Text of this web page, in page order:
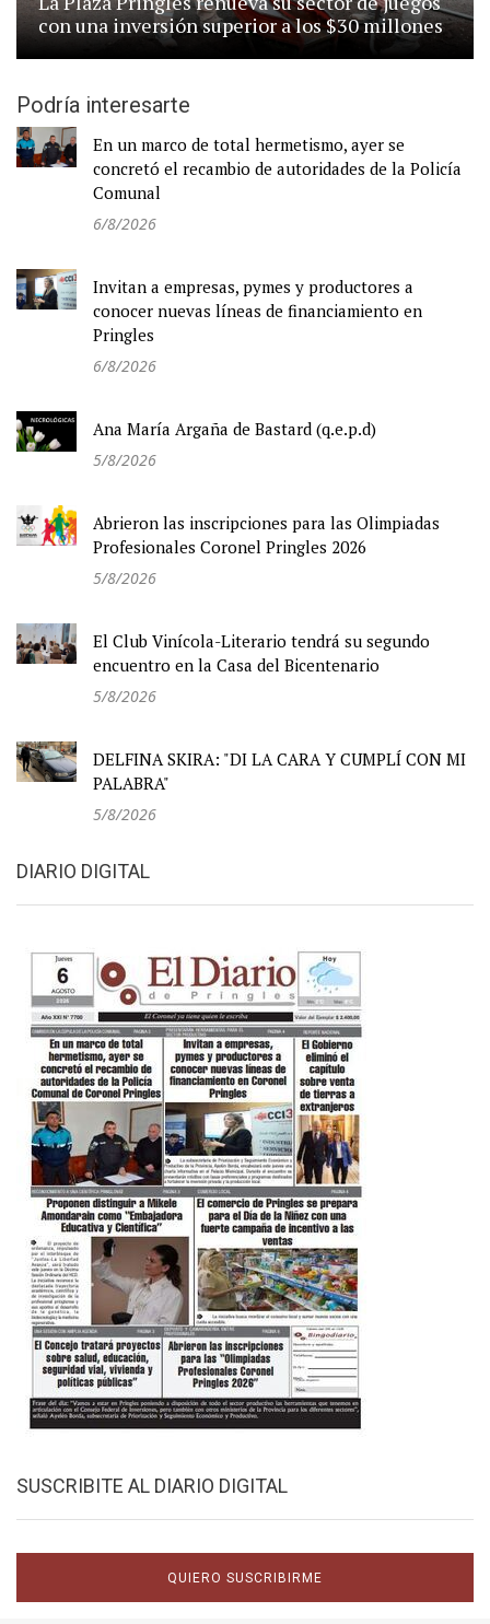
con una inversión superior a los $30 millones
Podría interesarte
En un marco de total hermetismo, ayer se
concretó el recambio de autoridades de la Policía
Comunal
6/8/2026
Invitan a empresas, pymes y productores a
conocer nuevas líneas de financiamiento en
Pringles
6/8/2026
Ana María Argaña de Bastard (q.e.p.d)
5/8/2026
Abrieron las inscripciones para las Olimpiadas
Profesionales Coronel Pringles 2026
5/8/2026
El Club Vinícola-Literario tendrá su segundo
encuentro en la Casa del Bicentenario
5/8/2026
DELFINA SKIRA: "DI LA CARA Y CUMPLÍ CON MI
PALABRA"
5/8/2026
DIARIO DIGITAL
SUSCRIBITE AL DIARIO DIGITAL
QUIERO SUSCRIBIRME